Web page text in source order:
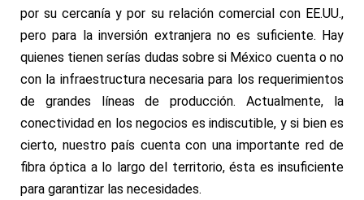
por su cercanía y por su relación comercial con EE.UU.,
pero para la inversión extranjera no es suficiente. Hay
quienes tienen serías dudas sobre si México cuenta o no
con la infraestructura necesaria para los requerimientos
de grandes líneas de producción. Actualmente, la
conectividad en los negocios es indiscutible, y si bien es
cierto, nuestro país cuenta con una importante red de
fibra óptica a lo largo del territorio, ésta es insuficiente
para garantizar las necesidades.